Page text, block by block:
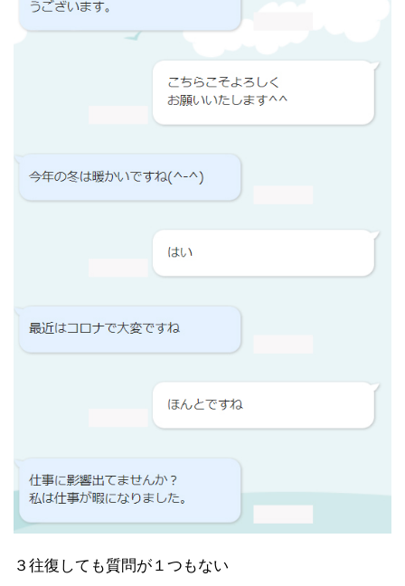
３往復しても質問が１つもない